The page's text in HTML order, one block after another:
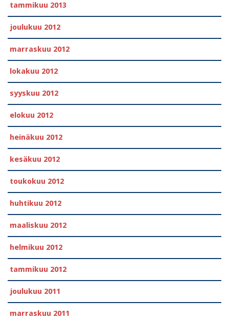
tammikuu 2013
joulukuu 2012
marraskuu 2012
lokakuu 2012
syyskuu 2012
elokuu 2012
heinäkuu 2012
kesäkuu 2012
toukokuu 2012
huhtikuu 2012
maaliskuu 2012
helmikuu 2012
tammikuu 2012
joulukuu 2011
marraskuu 2011